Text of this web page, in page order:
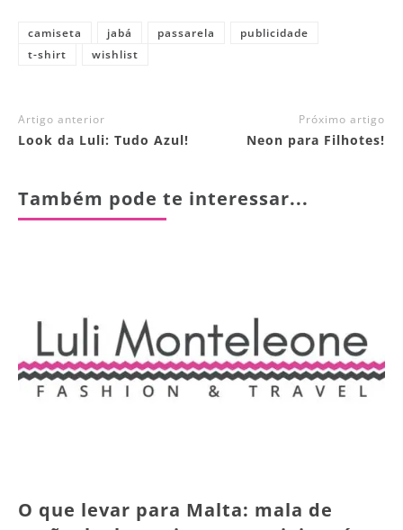
camiseta jabá passarela
publicidade
t-shirt
wishlist
Artigo anterior
Look da Luli: Tudo Azul!
Próximo artigo
Neon para Filhotes!
Também pode te interessar...
O que levar para Malta: mala de